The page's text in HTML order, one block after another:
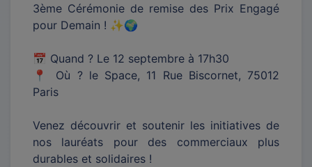
3ème Cérémonie de remise des Prix Engagé
pour Demain ! ✨🌍
📅 Quand ? Le 12 septembre à 17h30
📍 Où ? le Space, 11 Rue Biscornet, 75012
Paris
Venez découvrir et soutenir les initiatives de
nos lauréats pour des commerciaux plus
durables et solidaires !